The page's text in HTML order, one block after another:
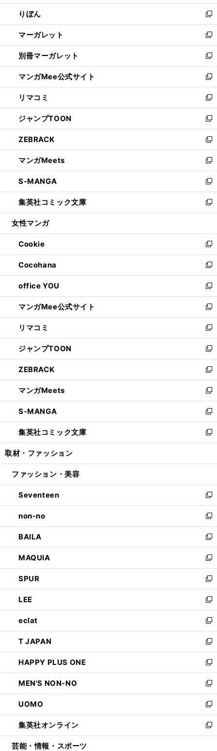
開
く
ウ
で
開
く
ン
ド
ウ
で
開
く
ウ
ィ
ン
ド
ウ
で
開
く
りぼん
新
し
い
ウ
ィ
ン
ド
ウ
で
開
く
マーガレット
新
し
い
ウ
ィ
ン
ド
ウ
で
開
く
別冊マーガレット
新
し
い
ウ
ィ
ン
ド
ウ
で
開
く
マンガMee公式サイト
新
し
い
ウ
ィ
ン
ド
ウ
で
開
く
リマコミ
新
し
い
ウ
ィ
ン
ド
ウ
で
開
く
ジャンプTOON
新
し
い
ウ
ィ
ン
ド
ウ
で
開
ZEBRACK
新
し
い
ウ
ィ
ン
ド
ウ
開
く
マンガMeets
新
し
い
ウ
ィ
ン
ウ
で
開
く
S-MANGA
新
し
い
ウ
ン
ド
ウ
で
開
く
集英社コミック文庫
新
し
ウ
ィ
ン
ド
ウ
で
開
く
女性マンガ
Cookie
新
し
い
ウ
ィ
ン
ド
ウ
で
開
く
Cocohana
新
し
い
ウ
ィ
ン
ド
ウ
で
開
く
office YOU
新
し
い
ウ
ィ
ン
ド
ウ
で
開
く
マンガMee公式サイト
新
し
い
ウ
ィ
ン
ド
ウ
で
開
く
リマコミ
新
し
い
ウ
ィ
ン
ド
ウ
で
開
く
ジャンプTOON
新
し
い
ウ
ィ
ン
ド
ウ
で
開
ZEBRACK
新
し
い
ウ
ィ
ン
ド
ウ
開
マンガMeets
新
し
い
ウ
ィ
ン
ウ
開
く
S-MANGA
新
し
い
ウ
ン
ウ
で
開
く
集英社コミック文庫
新
し
ウ
ン
ド
ウ
で
開
く
取材・ファッション
ファッション・美容
Seventeen
新
し
い
ウ
ィ
ン
ド
ウ
で
開
く
non-no
新
し
い
ウ
ィ
ン
ド
ウ
で
開
く
BAILA
新
し
い
ウ
ィ
ン
ド
ウ
で
開
く
MAQUIA
新
し
い
ウ
ィ
ン
ド
ウ
で
開
く
SPUR
新
し
い
ウ
ィ
ン
ド
ウ
で
開
く
LEE
新
し
い
ウ
ィ
ン
ド
ウ
で
開
く
eclat
新
し
い
ウ
ィ
ン
ド
ウ
で
開
く
T JAPAN
新
し
い
ウ
ィ
ン
ド
ウ
で
開
HAPPY PLUS ONE
新
し
い
ウ
ィ
ン
ド
ウ
MEN'S NON-NO
新
し
い
ウ
ィ
ン
UOMO
新
し
い
ウ
集英社オンライン
新
し
芸能・情報・スポーツ